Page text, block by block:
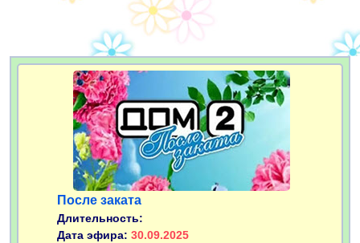
После заката
Длительность:
Дата эфира: 30.09.2025